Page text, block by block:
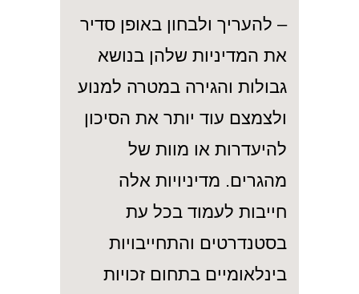
– להעריך ולבחון באופן סדיר
את המדיניות שלהן בנושא
גבולות והגירה במטרה למנוע
ולצמצם עוד יותר את הסיכון
להיעדרות או מוות של
מהגרים. מדיניויות אלה
חייבות לעמוד בכל עת
בסטנדרטים והתחייבויות
בינלאומיים בתחום זכויות